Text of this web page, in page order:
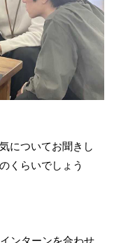
についてお聞きし
くらいでしょう